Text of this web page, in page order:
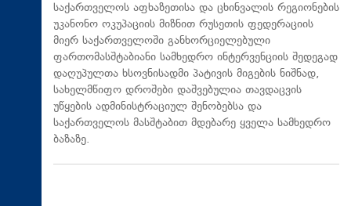
საქართველოს აფხაზეთისა და ცხინვალის რეგიონების
უკანონო ოკუპაციის მიზნით რუსეთის ფედერაციის
მიერ საქართველოში განხორციელებული
ფართომასშტაბიანი სამხედრო ინტერვენციის შედეგად
დაღუპულთა ხსოვნისადმი პატივის მიგების ნიშნად,
სახელმწიფო დროშები დაშვებულია თავდაცვის
უწყების ადმინისტრაციულ შენობებსა და
საქართველოს მასშტაბით მდებარე ყველა სამხედრო
ბაზაზე.